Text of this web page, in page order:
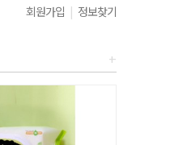
회원가입 | 정보찾기
+